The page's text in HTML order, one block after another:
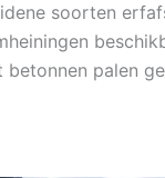
soorten
palen